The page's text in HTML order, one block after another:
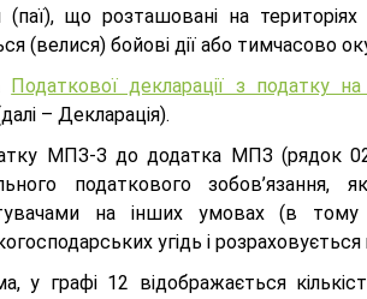
(паї), що розташовані на
(велися) бойові дії або тимчасово
Податкової декларації з податку
– Декларація).
МПЗ-З до додатка МПЗ (рядок
податкового
на інших умовах (в тому
угідь і
у графі 12 відображається